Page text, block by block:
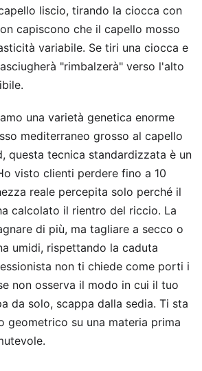
liscio, tirando la ciocca con
capiscono che il capello mosso
variabile. Se tiri una ciocca e
"rimbalzerà" verso l'alto
una varietà genetica enorme
mediterraneo grosso al capello
questa tecnica standardizzata è un
visto clienti perdere fino a 10
reale percepita solo perché il
calcolato il rientro del riccio. La
di più, ma tagliare a secco o
umidi, rispettando la caduta
non ti chiede come porti i
non osserva il modo in cui il tuo
da solo, scappa dalla sedia. Ti sta
geometrico su una materia prima